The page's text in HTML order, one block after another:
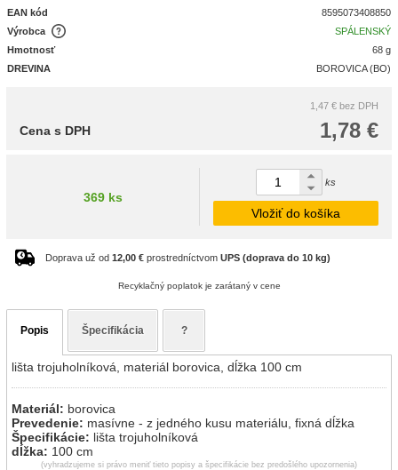
EAN kód
8595073408850
Výrobca
SPÁLENSKÝ
Hmotnosť
68 g
DREVINA
BOROVICA (BO)
1,47 € bez DPH
1,78 €
Cena s DPH
369 ks
ks
Vložiť do košíka
Doprava už od 12,00 € prostredníctvom UPS (doprava do 10 kg)
Recyklačný poplatok je zarátaný v cene
Popis Špecifikácia ?
lišta trojuholníková, materiál borovica, dĺžka 100 cm
Materiál: borovica
Prevedenie: masívne - z jedného kusu materiálu, fixná dĺžka
Špecifikácie: lišta trojuholníková
dĺžka: 100 cm
(vyhradzujeme si právo meniť tieto popisy a špecifikácie bez predošlého upozornenia)